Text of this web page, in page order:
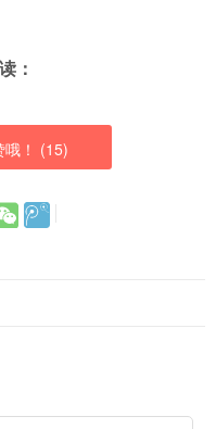
：
哦！ (15)